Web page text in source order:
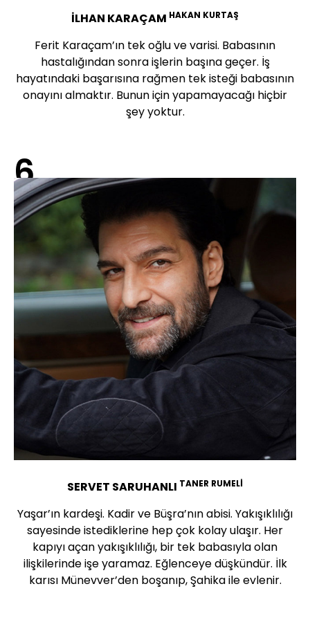
İLHAN KARAÇAM HAKAN KURTAŞ
Ferit Karaçam’ın tek oğlu ve varisi. Babasının
hastalığından sonra işlerin başına geçer. İş
hayatındaki başarısına rağmen tek isteği babasının
onayını almaktır. Bunun için yapamayacağı hiçbir
şey yoktur.
6
SERVET SARUHANLI TANER RUMELİ
Yaşar’ın kardeşi. Kadir ve Büşra’nın abisi. Yakışıklılığı
sayesinde istediklerine hep çok kolay ulaşır. Her
kapıyı açan yakışıklılığı, bir tek babasıyla olan
ilişkilerinde işe yaramaz. Eğlenceye düşkündür. İlk
karısı Münevver’den boşanıp, Şahika ile evlenir.